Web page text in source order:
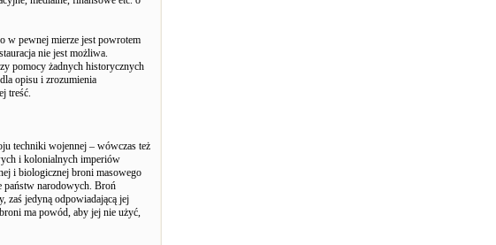
w pewnej mierze jest powrotem
nie jest możliwa.
pomocy żadnych historycznych
opisu i zrozumienia
treść.
techniki wojennej – wówczas też
i kolonialnych imperiów
i biologicznej broni masowego
państw narodowych. Broń
zaś jedyną odpowiadającą jej
ma powód, aby jej nie użyć,